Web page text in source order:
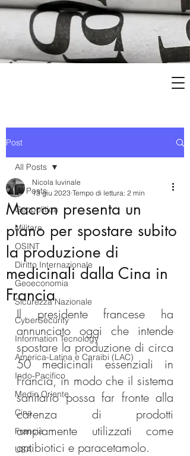
Post
All Posts
Geopolitica
Militare
OSINT
Diritto Internazionale
Geoeconomia
Sicurezza Nazionale
CyberSecurity
Information Tecnology
America-Latina e Caraibi (LAC)
Indo-Pacifico
Medio Oriente
Cina
Francia
USA
All Posts
Macron presenta un
piano per spostare subito
la produzione di
medicinali dalla Cina in
Francia
Nicola Iuvinale
13 giu 2023 Tempo di lettura: 2 min
Il presidente francese ha
annunciato oggi che intende
spostare la produzione di circa
50 medicinali essenziali in
Francia, in modo che il sistema
sanitario possa far fronte alla
carenza di prodotti
ampiamente utilizzati come
antibiotici e paracetamolo.